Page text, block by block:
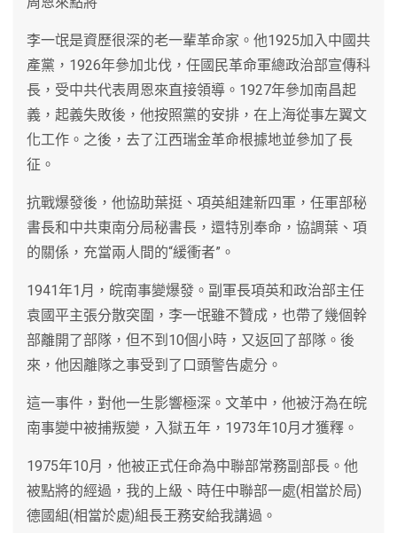
李一氓是資歷很深的老一輩革命家。他1925加入中國共
產黨，1926年參加北伐，任國民革命軍總政治部宣傳科
長，受中共代表周恩來直接領導。1927年參加南昌起
義，起義失敗後，他按照黨的安排，在上海從事左翼文
化工作。之後，去了江西瑞金革命根據地並參加了長
征。
抗戰爆發後，他協助葉挺、項英組建新四軍，任軍部秘
書長和中共東南分局秘書長，還特別奉命，協調葉、項
的關係，充當兩人間的“緩衝者”。
1941年1月，皖南事變爆發。副軍長項英和政治部主任
袁國平主張分散突圍，李一氓雖不贊成，也帶了幾個幹
部離開了部隊，但不到10個小時，又返回了部隊。後
來，他因離隊之事受到了口頭警告處分。
這一事件，對他一生影響極深。文革中，他被汙為在皖
南事變中被捕叛變，入獄五年，1973年10月才獲釋。
1975年10月，他被正式任命為中聯部常務副部長。他
被點將的經過，我的上級、時任中聯部一處(相當於局)
德國組(相當於處)組長王務安給我講過。